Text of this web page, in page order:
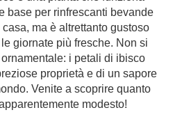
base per rinfrescanti bevande
ma è altrettanto gustoso
giornate più fresche. Non si
i petali di ibisco
proprietà e di un sapore
Venite a scoprire quanto
modesto!